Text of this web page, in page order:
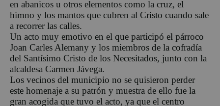
en abanicos u otros elementos como la cruz, el
himno y los mantos que cubren al Cristo cuando sale
a recorrer las calles.
Un acto muy emotivo en el que participó el párroco
Joan Carles Alemany y los miembros de la cofradía
del Santísimo Cristo de los Necesitados, junto con la
alcaldesa Carmen Jávega.
Los vecinos del municipio no se quisieron perder
este homenaje a su patrón y muestra de ello fue la
gran acogida que tuvo el acto, ya que el centro